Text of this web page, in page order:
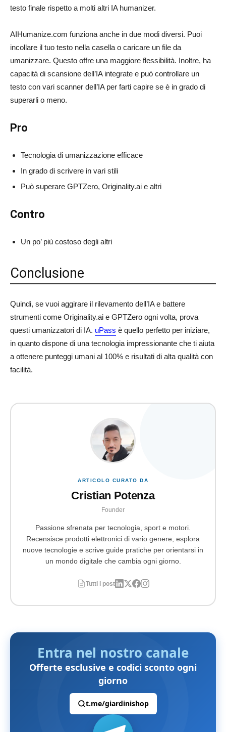
testo finale rispetto a molti altri IA humanizer.
AIHumanize.com funziona anche in due modi diversi. Puoi
incollare il tuo testo nella casella o caricare un file da
umanizzare. Questo offre una maggiore flessibilità. Inoltre, ha
capacità di scansione dell’IA integrate e può controllare un
testo con vari scanner dell’IA per farti capire se è in grado di
superarli o meno.
Pro
Tecnologia di umanizzazione efficace
In grado di scrivere in vari stili
Può superare GPTZero, Originality.ai e altri
Contro
Un po’ più costoso degli altri
Conclusione
Quindi, se vuoi aggirare il rilevamento dell’IA e battere
strumenti come Originality.ai e GPTZero ogni volta, prova
questi umanizzatori di IA. uPass è quello perfetto per iniziare,
in quanto dispone di una tecnologia impressionante che ti aiuta
a ottenere punteggi umani al 100% e risultati di alta qualità con
facilità.
ARTICOLO CURATO DA
Cristian Potenza
Founder
Passione sfrenata per tecnologia, sport e motori.
Recensisce prodotti elettronici di vario genere, esplora
nuove tecnologie e scrive guide pratiche per orientarsi in
un mondo digitale che cambia ogni giorno.
Tutti i post
Entra nel nostro canale
Offerte esclusive e codici sconto ogni
giorno
t.me/giardinishop